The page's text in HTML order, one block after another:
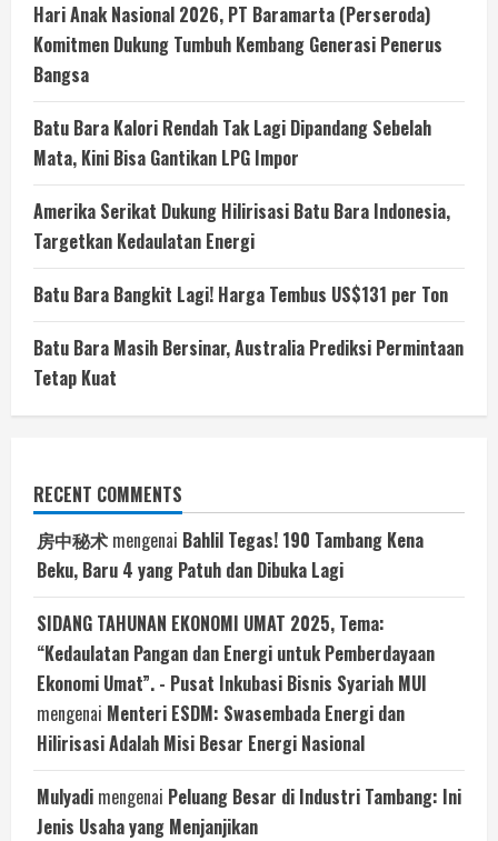
Hari Anak Nasional 2026, PT Baramarta (Perseroda)
Komitmen Dukung Tumbuh Kembang Generasi Penerus
Bangsa
Batu Bara Kalori Rendah Tak Lagi Dipandang Sebelah
Mata, Kini Bisa Gantikan LPG Impor
Amerika Serikat Dukung Hilirisasi Batu Bara Indonesia,
Targetkan Kedaulatan Energi
Batu Bara Bangkit Lagi! Harga Tembus US$131 per Ton
Batu Bara Masih Bersinar, Australia Prediksi Permintaan
Tetap Kuat
RECENT COMMENTS
房中秘术 mengenai Bahlil Tegas! 190 Tambang Kena
Beku, Baru 4 yang Patuh dan Dibuka Lagi
SIDANG TAHUNAN EKONOMI UMAT 2025, Tema:
“Kedaulatan Pangan dan Energi untuk Pemberdayaan
Ekonomi Umat”. - Pusat Inkubasi Bisnis Syariah MUI
mengenai Menteri ESDM: Swasembada Energi dan
Hilirisasi Adalah Misi Besar Energi Nasional
Mulyadi mengenai Peluang Besar di Industri Tambang: Ini
Jenis Usaha yang Menjanjikan